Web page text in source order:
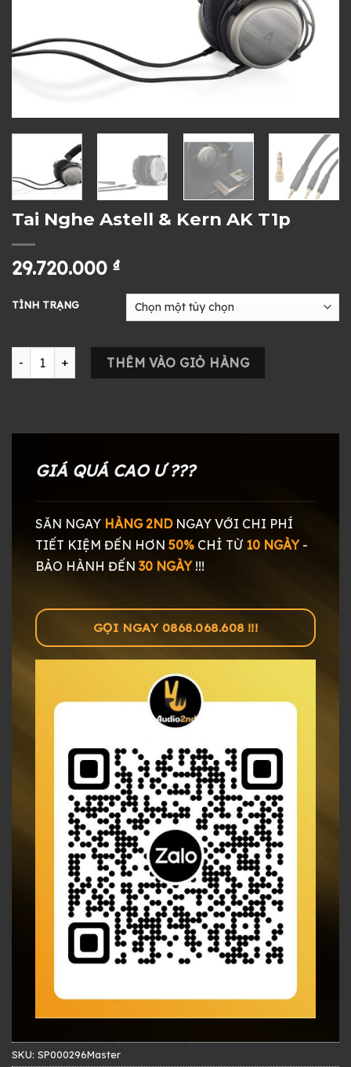
Tai Nghe Astell & Kern AK T1p
29.720.000 ₫
TÌNH TRẠNG
Tai Nghe Astell & Kern AK T1p số lượng
THÊM VÀO GIỎ HÀNG
GIÁ QUÁ CAO Ư ???
SĂN NGAY HÀNG 2NDNGAY VỚI CHI PHÍ
TIẾT KIỆM ĐẾN HƠN 50% CHỈ TỪ 10 NGÀY-
BẢO HÀNH ĐẾN 30 NGÀY!!!
GỌI NGAY 0868.068.608 !!!
SKU: SP000296Master